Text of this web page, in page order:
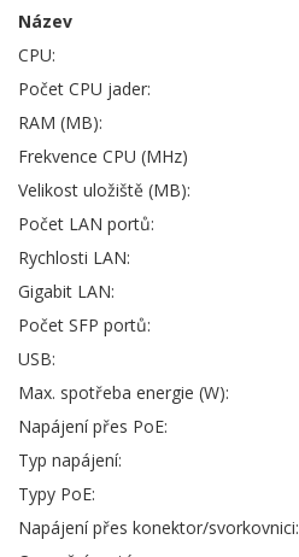
Název
CPU:
Počet CPU jader:
RAM (MB):
Frekvence CPU (MHz)
Velikost uložiště (MB):
Počet LAN portů:
Rychlosti LAN:
Gigabit LAN:
Počet SFP portů:
USB:
Max. spotřeba energie (W):
Napájení přes PoE:
Typ napájení:
Typy PoE:
Napájení přes konektor/svorkovnici: